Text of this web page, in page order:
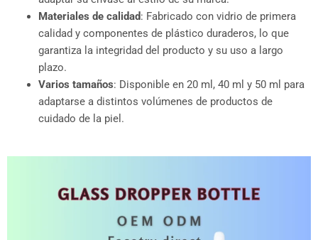
Materiales de calidad: Fabricado con vidrio de primera
calidad y componentes de plástico duraderos, lo que
garantiza la integridad del producto y su uso a largo
plazo.
Varios tamaños: Disponible en 20 ml, 40 ml y 50 ml para
adaptarse a distintos volúmenes de productos de
cuidado de la piel.